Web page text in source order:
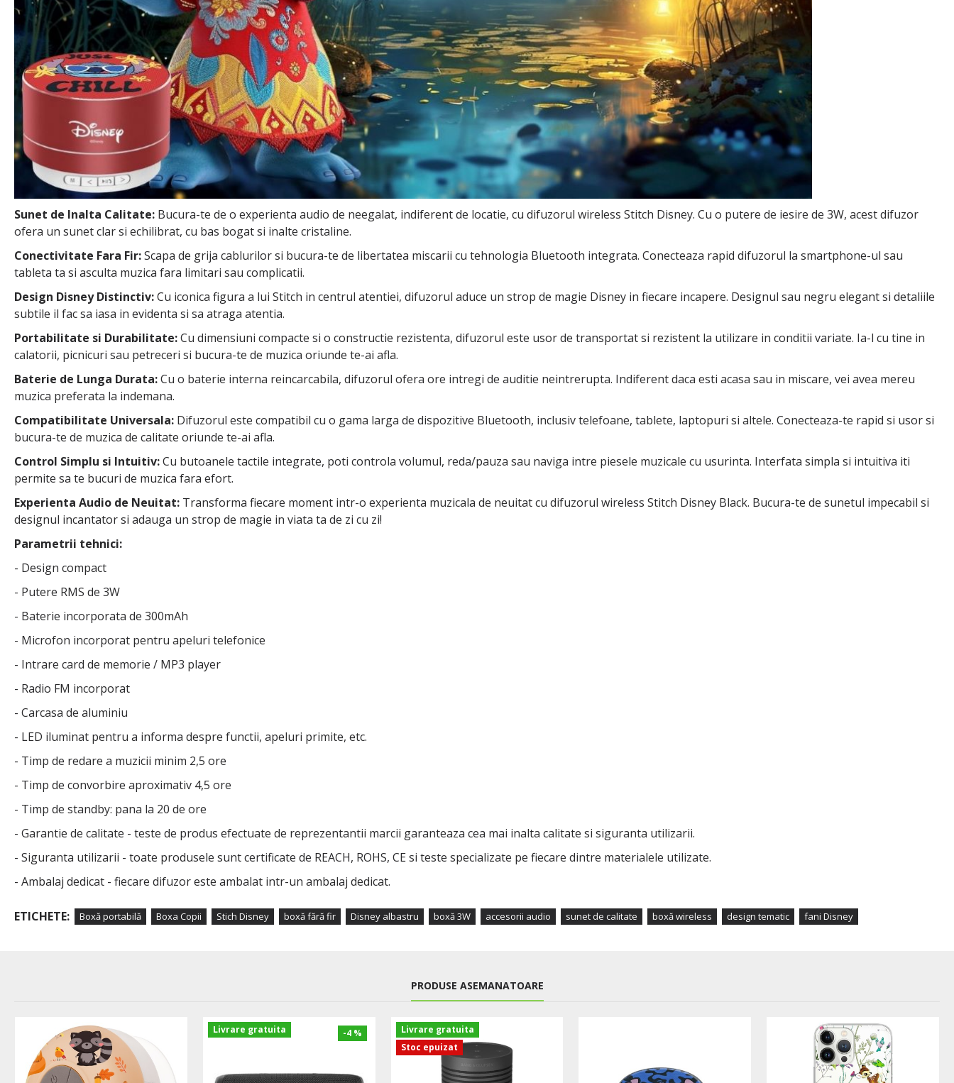
Sunet de Inalta Calitate: Bucura-te de o experienta audio de neegalat, indiferent de locatie, cu difuzorul wireless Stitch Disney. Cu o putere de iesire de 3W, acest difuzor
ofera un sunet clar si echilibrat, cu bas bogat si inalte cristaline.
Conectivitate Fara Fir:Scapa de grija cablurilor si bucura-te de libertatea miscarii cu tehnologia Bluetooth integrata. Conecteaza rapid difuzorul la smartphone-ul sau
tableta ta si asculta muzica fara limitari sau complicatii.
Design Disney Distinctiv:Cu iconica figura a lui Stitch in centrul atentiei, difuzorul aduce un strop de magie Disney in fiecare incapere. Designul sau negru elegant si detaliile
subtile il fac sa iasa in evidenta si sa atraga atentia.
Portabilitate si Durabilitate:Cu dimensiuni compacte si o constructie rezistenta, difuzorul este usor de transportat si rezistent la utilizare in conditii variate. Ia-l cu tine in
calatorii, picnicuri sau petreceri si bucura-te de muzica oriunde te-ai afla.
Baterie de Lunga Durata:Cu o baterie interna reincarcabila, difuzorul ofera ore intregi de auditie neintrerupta. Indiferent daca esti acasa sau in miscare, vei avea mereu
muzica preferata la indemana.
Compatibilitate Universala: Difuzorul este compatibil cu o gama larga de dispozitive Bluetooth, inclusiv telefoane, tablete, laptopuri si altele. Conecteaza-te rapid si usor si
bucura-te de muzica de calitate oriunde te-ai afla.
Control Simplu si Intuitiv:Cu butoanele tactile integrate, poti controla volumul, reda/pauza sau naviga intre piesele muzicale cu usurinta. Interfata simpla si intuitiva iti
permite sa te bucuri de muzica fara efort.
Experienta Audio de Neuitat: Transforma fiecare moment intr-o experienta muzicala de neuitat cu difuzorul wireless Stitch Disney Black. Bucura-te de sunetul impecabil si
designul incantator si adauga un strop de magie in viata ta de zi cu zi!
Parametrii tehnici:
- Design compact
- Putere RMS de 3W
- Baterie incorporata de 300mAh
- Microfon incorporat pentru apeluri telefonice
- Intrare card de memorie / MP3 player
- Radio FM incorporat
- Carcasa de aluminiu
- LED iluminat pentru a informa despre functii, apeluri primite, etc.
- Timp de redare a muzicii minim 2,5 ore
- Timp de convorbire aproximativ 4,5 ore
- Timp de standby: pana la 20 de ore
- Garantie de calitate - teste de produs efectuate de reprezentantii marcii garanteaza cea mai inalta calitate si siguranta utilizarii.
- Siguranta utilizarii - toate produsele sunt certificate de REACH, ROHS, CE si teste specializate pe fiecare dintre materialele utilizate.
- Ambalaj dedicat - fiecare difuzor este ambalat intr-un ambalaj dedicat.
ETICHETE: Boxă portabilă Boxa Copii Stich Disney boxă fără fir Disney albastru boxă 3W accesorii audio sunet de calitate boxă wireless design tematic fani Disney
PRODUSE ASEMANATOARE
Livrare gratuita -4 %
Livrare gratuita
Stoc epuizat